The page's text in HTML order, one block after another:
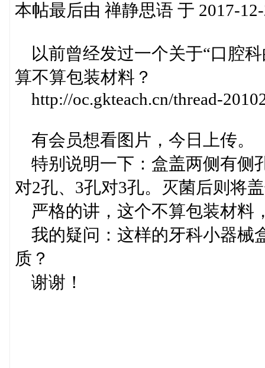
本帖最后由 禅静思语 于 2017-
以前曾经发过一个关于“口腔
算不算包装材料？
http://oc.gkteach.cn/thread-
有会员想看图片，今日上传。
特别说明一下：盒盖两侧有侧
对2孔、3孔对3孔。灭菌后则将
严格的讲，这个不算包装材料
我的疑问：这样的牙科小器械
质？
谢谢！